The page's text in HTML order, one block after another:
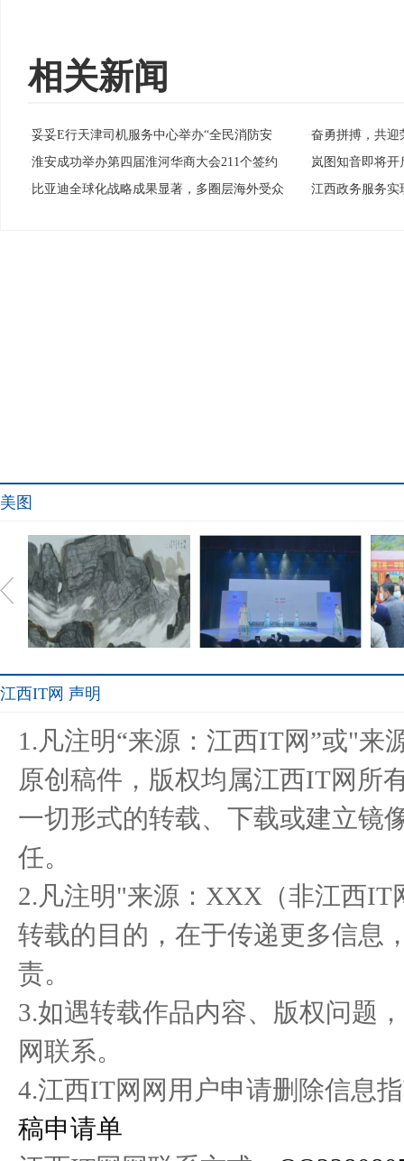
相关新闻
·妥妥E行天津司机服务中心举办“全民消防安 ·奋勇拼搏，共迎
·淮安成功举办第四届淮河华商大会211个签约 ·岚图知音即将开
· 比亚迪全球化战略成果显著，多圈层海外受众 ·江西政务服务实
美图
石头的
功举办
姐杰来直播11月8日官方直
江西IT网 声明
1.凡注明“来源：江西IT网”或"
原创稿件，版权均属江西IT网所
一切形式的转载、下载或建立镜
任。
2.凡注明"来源：XXX（非江西
转载的目的，在于传递更多信息
责。
3.如遇转载作品内容、版权问题
网联系。
4.江西IT网网用户申请删除信息
稿申请单